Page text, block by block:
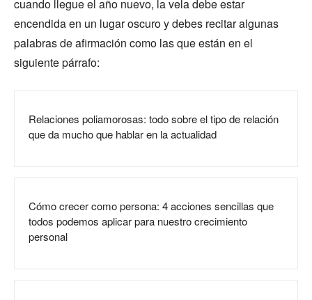
cuando llegue el año nuevo, la vela debe estar
encendida en un lugar oscuro y debes recitar algunas
palabras de afirmación como las que están en el
siguiente párrafo:
Relaciones poliamorosas: todo sobre el tipo de relación
que da mucho que hablar en la actualidad
Cómo crecer como persona: 4 acciones sencillas que
todos podemos aplicar para nuestro crecimiento
personal